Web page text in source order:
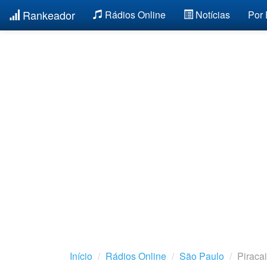
Rankeador Rádios Online Notícias Por
Início Rádios Online São Paulo